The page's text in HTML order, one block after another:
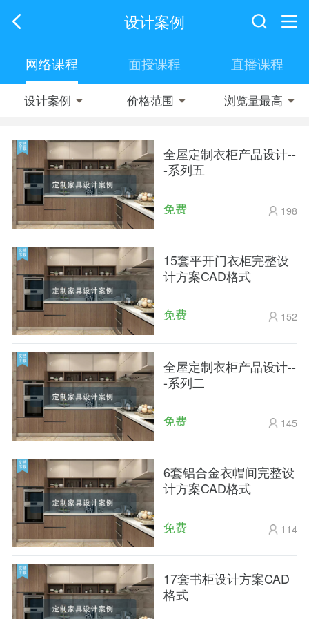
设计案例
网络课程 面授课程 直播课程

设计案例 
价格范围 
浏览量最高
全屋定制衣柜产品设计--
-系列五
198
免费
15套平开门衣柜完整设
计方案CAD格式
152
免费
全屋定制衣柜产品设计--
-系列二
145
免费
6套铝合金衣帽间完整设
计方案CAD格式
114
免费
17套书柜设计方案CAD
格式